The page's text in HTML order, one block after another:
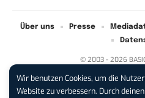
Wir benutzen Cookies, um die
Website zu verbessern. Durch
© 2003 - 2026
Über uns Presse
iPhone 17 Pro sichern: